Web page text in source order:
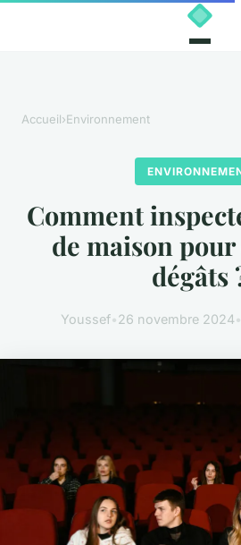
Accueil›Environnement
Comment
de maison
dégâts
Youssef•26 novembre 2024•